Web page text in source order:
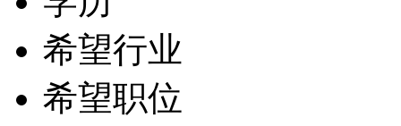
希望行业
希望职位